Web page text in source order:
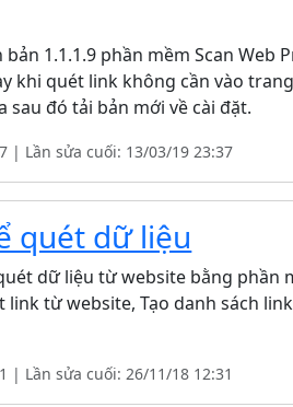
1.1.1.9 phần mềm Scan Web
khi quét link không cần vào
sau đó tải bản mới về cài đặt.
| Lần sửa cuối: 13/03/19 23:37
quét dữ liệu
dữ liệu từ website bằng phần
từ website, Tạo danh sách
| Lần sửa cuối: 26/11/18 12:31